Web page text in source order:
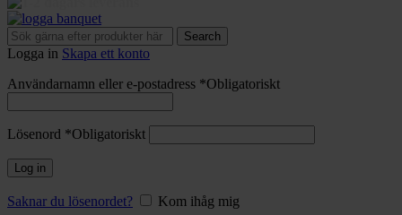
Search
Logga in Skapa ett konto
Användarnamn eller e-postadress *Obligatoriskt
Lösenord *Obligatoriskt
Log in
Saknar du lösenordet?
Kom ihåg mig